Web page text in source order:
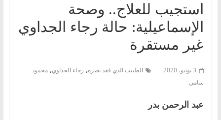
استجيب للعلاج.. وصحة
الإسماعيلية: حالة رجاء الجداوي
غير مستقرة
3 يونيو، 2020 الطبيب الذي فقد بصره, رجاء الجداوي, محمود
سامي
عبد الرحمن بدر